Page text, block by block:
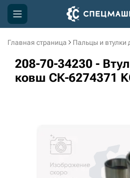
Главная страница Пальцы и втулки
208-70-34230 -
ковш СК-6274371
Компания
Акции
3D тур по производству
3D тур по складам